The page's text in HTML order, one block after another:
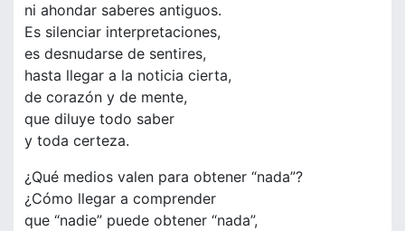
ni ahondar saberes antiguos.
Es silenciar interpretaciones,
es desnudarse de sentires,
hasta llegar a la noticia cierta,
de corazón y de mente,
que diluye todo saber
y toda certeza.
¿Qué medios valen para obtener “nada”?
¿Cómo llegar a comprender
que “nadie” puede obtener “nada”,